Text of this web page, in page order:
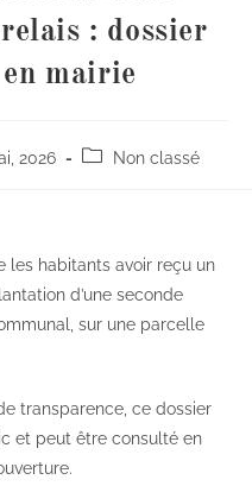
: dossier
mairie
2026 Non classé
les habitants avoir reçu un
d’une seconde
sur une parcelle
transparence, ce dossier
et peut être consulté en